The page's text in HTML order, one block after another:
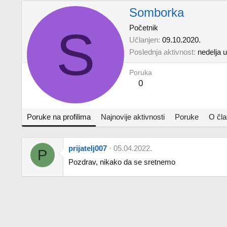
S
Somborka
Početnik
Učlanjen 09.10.2020.
Poslednja aktivnost nedelјa
Poruka
0
Poruke na profilima Najnovije aktivnosti Poruke O
P prijatelj007
05.04.2022.
Pozdrav, nikako da se sretnemo